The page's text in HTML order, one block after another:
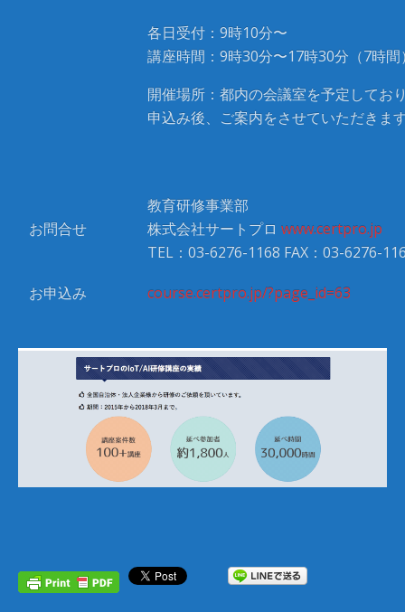
各日受付：9時10分〜
講座時間：9時30分〜17時30分（7時間
開催場所：都内の会議室を予定してお
申込み後、ご案内をさせていただきま
お問合せ
教育研修事業部
株式会社サートプロ www.certpro.jp
TEL：03-6276-1168 FAX：03-6276-
お申込み course.certpro.jp/?page_id=63